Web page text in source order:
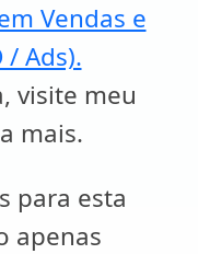
Vendas e
/ Ads).
visite meu
mais.
para esta
apenas